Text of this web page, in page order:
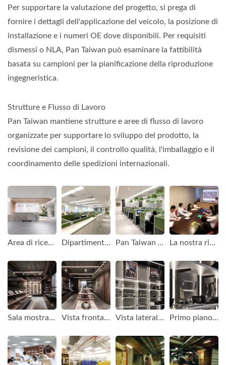
Per supportare la valutazione del progetto, si prega di
fornire i dettagli dell'applicazione del veicolo, la posizione di
installazione e i numeri OE dove disponibili. Per requisiti
dismessi o NLA, Pan Taiwan può esaminare la fattibilità
basata su campioni per la pianificazione della riproduzione
ingegneristica.
Strutture e Flusso di Lavoro
Pan Taiwan mantiene strutture e aree di flusso di lavoro
organizzate per supportare lo sviluppo del prodotto, la
revisione dei campioni, il controllo qualità, l'imballaggio e il
coordinamento delle spedizioni internazionali.
Area di ricezione di Pan Taiwan Dipartimento parti auto di Pan Taiwan Pan Taiwan Area Uffici La nostra riunione di sviluppo prodotto
Sala mostra ricambi auto Vista frontale della sala mostra ricambi auto Vista laterale della sala mostra ricambi auto Primo piano del ricambio auto